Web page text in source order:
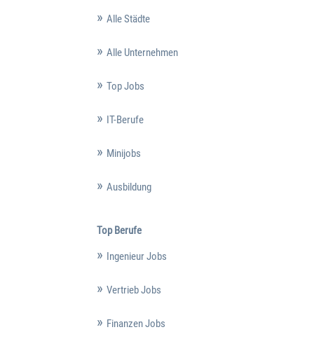
Alle Städte
Alle Unternehmen
Top Jobs
IT-Berufe
Minijobs
Ausbildung
Top Berufe
Ingenieur Jobs
Vertrieb Jobs
Finanzen Jobs